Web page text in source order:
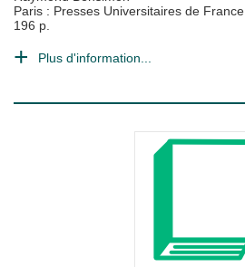
Paris : Presses Universitaires de France
196 p.
Plus d'information...